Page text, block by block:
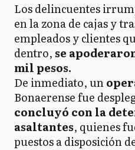
Los delincuentes
en la zona de cajas y
empleados y clientes
dentro, se
mil pesos.
De inmediato, un
Bonaerense fue
concluyó con la
asaltantes, quienes
puestos a disposición